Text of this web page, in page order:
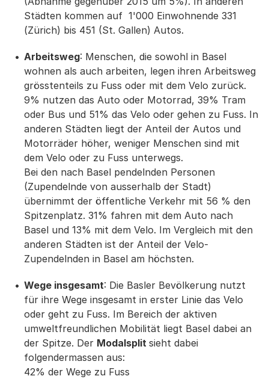
Städten kommen auf 1'000 Einwohnende 331
(Zürich) bis 451 (St. Gallen) Autos.
Arbeitsweg: Menschen, die sowohl in Basel
wohnen als auch arbeiten, legen ihren Arbeitsweg
grösstenteils zu Fuss oder mit dem Velo zurück.
9% nutzen das Auto oder Motorrad, 39% Tram
oder Bus und 51% das Velo oder gehen zu Fuss. In
anderen Städten liegt der Anteil der Autos und
Motorräder höher, weniger Menschen sind mit
dem Velo oder zu Fuss unterwegs.
Bei den nach Basel pendelnden Personen
(Zupendelnde von ausserhalb der Stadt)
übernimmt der öffentliche Verkehr mit 56 % den
Spitzenplatz. 31% fahren mit dem Auto nach
Basel und 13% mit dem Velo. Im Vergleich mit den
anderen Städten ist der Anteil der Velo-
Zupendelnden in Basel am höchsten.
Wege insgesamt: Die Basler Bevölkerung nutzt
für ihre Wege insgesamt in erster Linie das Velo
oder geht zu Fuss. Im Bereich der aktiven
umweltfreundlichen Mobilität liegt Basel dabei an
der Spitze. Der Modalsplit sieht dabei
folgendermassen aus:
42% der Wege zu Fuss